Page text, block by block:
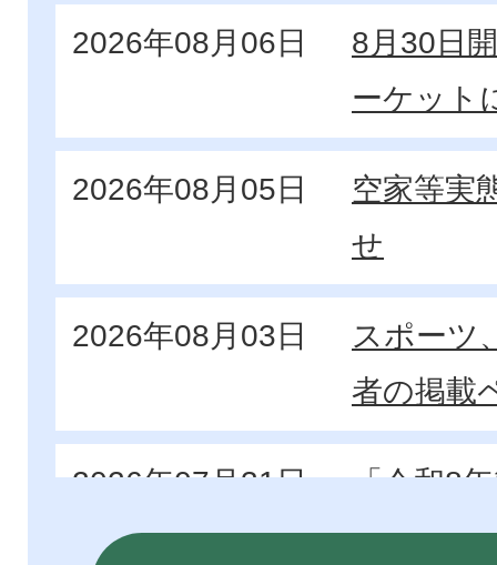
2026年08月06日
8月30日
ーケット
2026年08月05日
空家等実
せ
2026年08月03日
スポーツ
者の掲載
2026年07月31日
「令和8
金」募金